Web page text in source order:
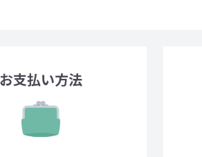
お支払い方法